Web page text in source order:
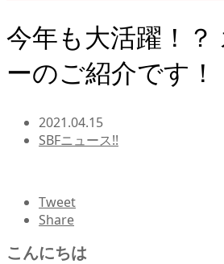
今年も大活躍！？
ーのご紹介です！
2021.04.15
SBFニュース!!
Tweet
Share
こんにちは